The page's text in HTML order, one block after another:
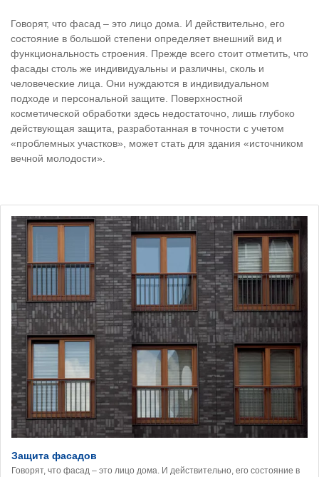
Говорят, что фасад – это лицо дома. И действительно, его
состояние в большой степени определяет внешний вид и
функциональность строения. Прежде всего стоит отметить, что
фасады столь же индивидуальны и различны, сколь и
человеческие лица. Они нуждаются в индивидуальном
подходе и персональной защите. Поверхностной
косметической обработки здесь недостаточно, лишь глубоко
действующая защита, разработанная в точности с учетом
«проблемных участков», может стать для здания «источником
вечной молодости».
Защита фасадов
Говорят, что фасад – это лицо дома. И действительно, его состояние в